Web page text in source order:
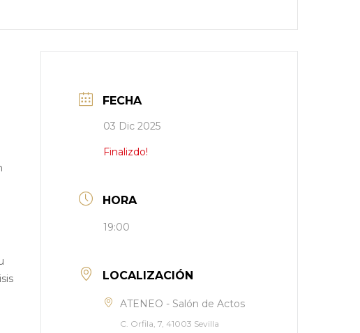
FECHA
03 Dic 2025
Finalizdo!
HORA
19:00
LOCALIZACIÓN
ATENEO - Salón de Actos
C. Orfila, 7, 41003 Sevilla